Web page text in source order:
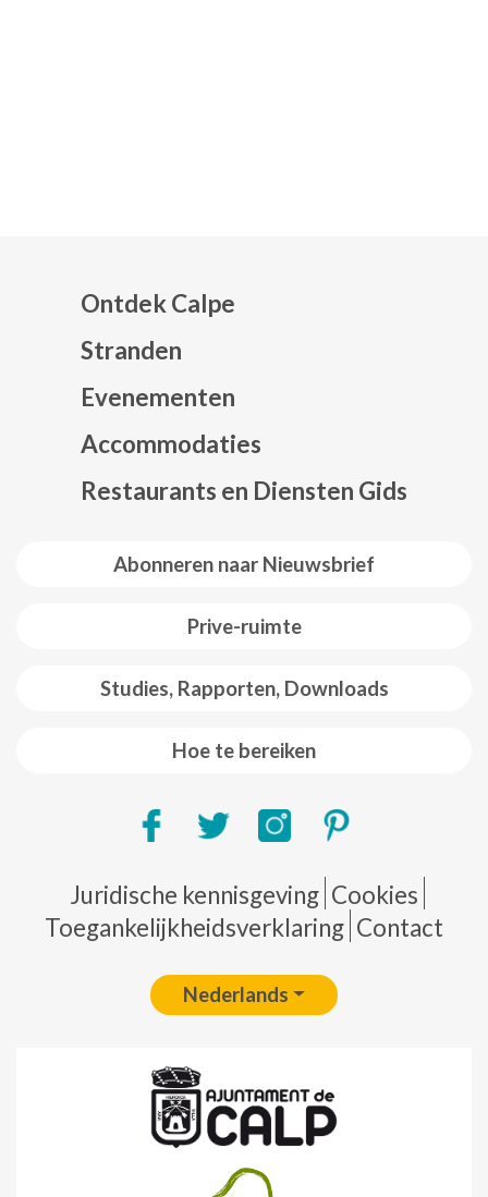
Abonneren naar Nieuwsbrief
Prive-ruimte
Studies, Rapporten, Downloads
Hoe te bereiken
Ontdek Calpe
Stranden
Evenementen
Accommodaties
Restaurants en Diensten Gids
Pie de página
Juridische kennisgeving Cookies
Toegankelijkheidsverklaring Contact
Nederlands